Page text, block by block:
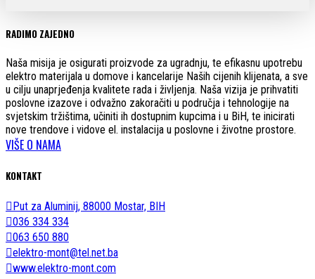
RADIMO ZAJEDNO
Naša misija je osigurati proizvode za ugradnju, te efikasnu upotrebu
elektro materijala u domove i kancelarije Naših cijenih klijenata, a sve
u cilju unaprjeđenja kvalitete rada i življenja. Naša vizija je prihvatiti
poslovne izazove i odvažno zakoračiti u područja i tehnologije na
svjetskim tržištima, učiniti ih dostupnim kupcima i u BiH, te inicirati
nove trendove i vidove el. instalacija u poslovne i životne prostore.
VIŠE O NAMA
KONTAKT
Put za Aluminij, 88000 Mostar, BIH
036 334 334
063 650 880
elektro-mont@tel.net.ba
www.elektro-mont.com